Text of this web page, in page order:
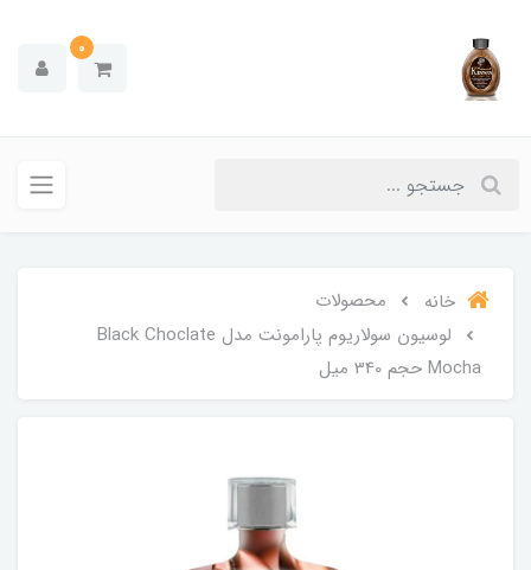
0
خانه
محصولات
لوسیون سولاریوم پارامونت مدل Black Choclate
Mocha حجم 340 میل